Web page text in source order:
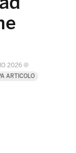
2026 @
ARTICOLO